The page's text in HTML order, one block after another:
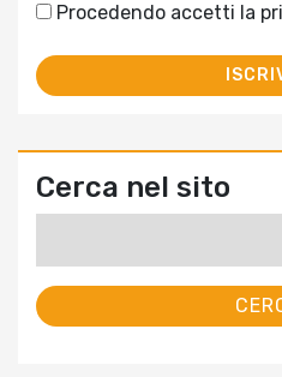
Procedendo accetti la
Cerca nel sito